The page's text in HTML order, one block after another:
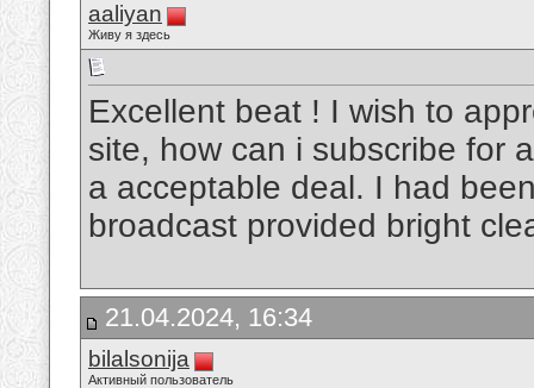
aaliyan
Живу я здесь
Excellent beat ! I wish to
site, how can i subscribe for
a acceptable deal. I had
broadcast provided bright
21.04.2024, 16:34
bilalsonija
Активный пользователь